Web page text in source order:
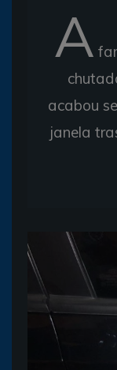
A
acabou
janela